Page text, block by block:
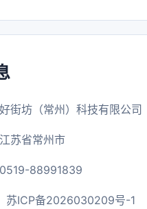
街坊（常州）科技有限公司
苏省常州市
88991839
苏ICP备2026030209号-1